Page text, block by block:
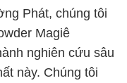
Phát, chúng tôi
Magiê
nghiên cứu sâu
này. Chúng tôi